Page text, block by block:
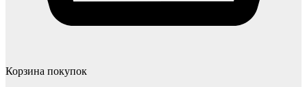
Корзина покупок